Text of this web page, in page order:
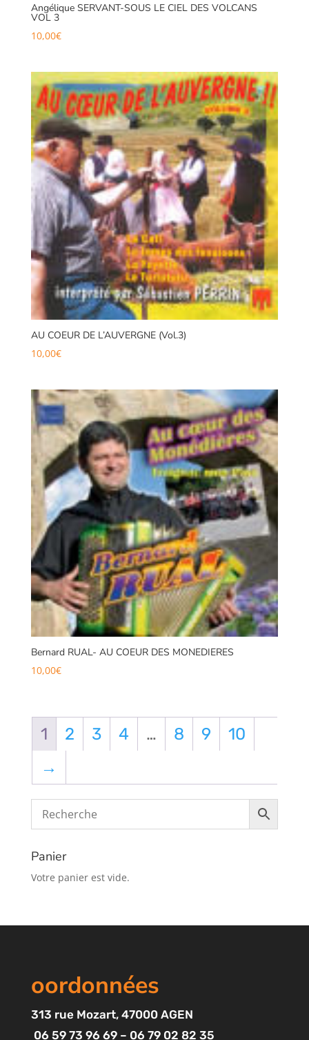
Angélique SERVANT-SOUS LE CIEL DES VOLCANS
VOL 3
10,00€
AU COEUR DE L’AUVERGNE (Vol.3)
10,00€
Bernard RUAL- AU COEUR DES MONEDIERES
10,00€
1 2 3 4 … 8 9
10
→
Panier
Votre panier est vide.
oordonnées
313 rue Mozart, 47000 AGEN
06 59 73 96 69 – 06 79 02 82 35